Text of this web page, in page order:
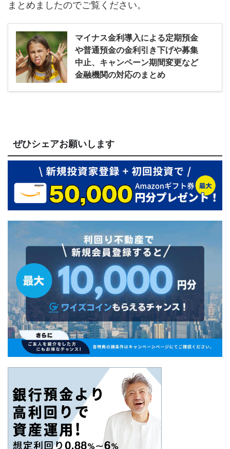
まとめましたのでご覧ください。
マイナス金利導入による定期預金
や普通預金の金利引き下げや募集
中止、キャンペーン期間変更など
金融機関の対応のまとめ
ぜひシェアお願いします